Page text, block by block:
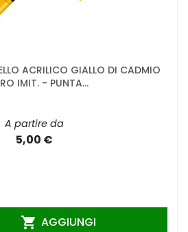
ACRILICO GIALLO DI CADMIO
IMIT. - PUNTA...
A partire da
5,00 €
 AGGIUNGI